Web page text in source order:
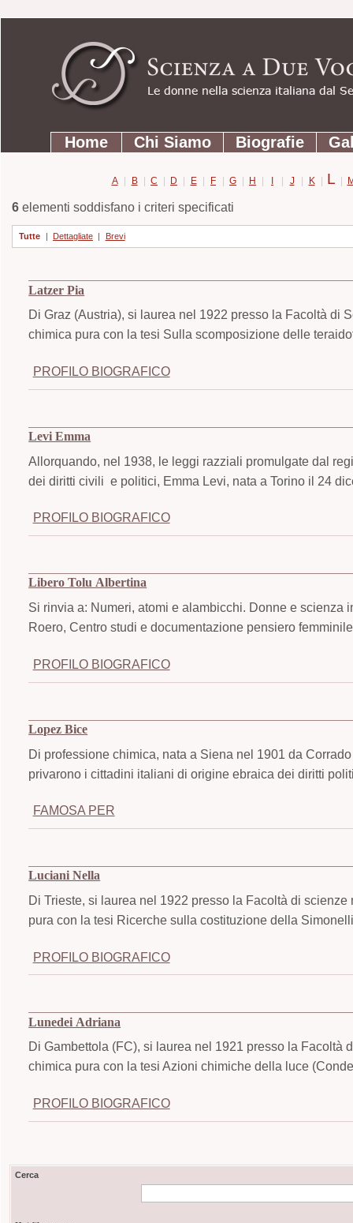
contenuti.
Strumenti
personali
SezioniHome Chi Siamo Biografie
A | B | C | D | E | F | G | H | I | J | K | L |
6elementi soddisfano i criteri specificati
Tutte | Dettagliate | Brevi
Latzer Pia
Di Graz (Austria), si laurea nel 1922 presso la Facoltà di
chimica pura con la tesi Sulla scomposizione delle
PROFILO BIOGRAFICO
Levi Emma
Allorquando, nel 1938, le leggi razziali promulgate dal
dei diritti civili e politici, Emma Levi, nata a Torino il 24
PROFILO BIOGRAFICO
Libero Tolu Albertina
Si rinvia a: Numeri, atomi e alambicchi. Donne e scienza
Roero, Centro studi e documentazione pensiero
PROFILO BIOGRAFICO
Lopez Bice
Di professione chimica, nata a Siena nel 1901 da
privarono i cittadini italiani di origine ebraica dei diritti
FAMOSA PER
Luciani Nella
Di Trieste, si laurea nel 1922 presso la Facoltà di
pura con la tesi Ricerche sulla costituzione della
PROFILO BIOGRAFICO
Lunedei Adriana
Di Gambettola (FC), si laurea nel 1921 presso la
chimica pura con la tesi Azioni chimiche della luce
PROFILO BIOGRAFICO
Cerca